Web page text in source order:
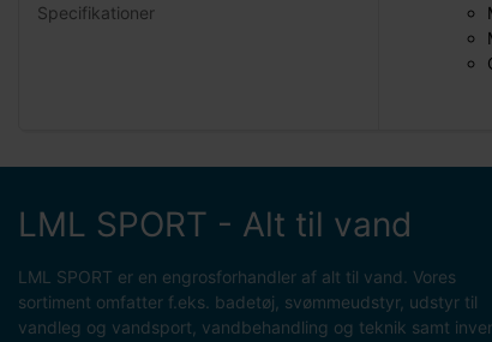
Specifikationer
LML SPORT - Alt til vand
LML SPORT er en engrosforhandler af alt til vand. Vores
sortiment omfatter f.eks. badetøj, svømmeudstyr, udstyr til
vandleg og vandsport, vandbehandling og teknik samt